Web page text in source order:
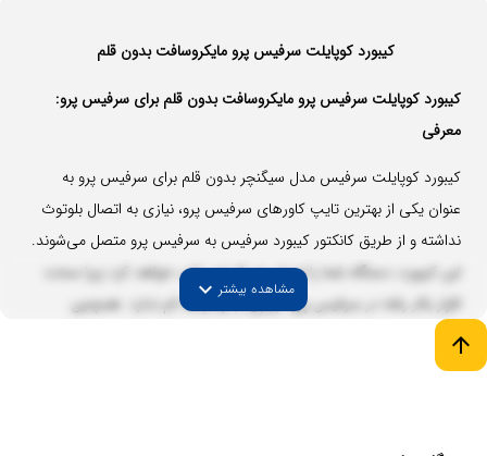
کیبورد کوپایلت سرفیس پرو مایکروسافت بدون قلم
کیبورد کوپایلت سرفیس پرو مایکروسافت بدون قلم برای سرفیس پرو:
معرفی
کیبورد کوپایلت سرفیس مدل سیگنچر بدون قلم برای سرفیس پرو به
عنوان یکی از بهترین تایپ کاورهای سرفیس پرو، نیازی به اتصال بلوتوث
نداشته و از طریق کانکتور کیبورد سرفیس به سرفیس پرو متصل می‌شوند.
این کیبورد، دستگاه شما را تبدیل به یک لپ تاپ خواهد کرد زیرا سخت
افزار بکار رفته در سرفیس پرو، چیزی از لپتاپ‌ها کم ندارد. همچنین
کلیدهای بسیار نرمی دارد که تایپ با آن‌ها اصلا خسته کننده نیست.
این کیبورد کوپایلت بدون قلم برای
مشاهده بیشترexpand_more
arrow_upward